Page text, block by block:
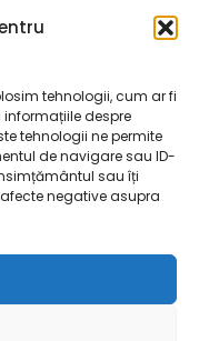
tehnologii, cum ar fi
despre
tehnologii ne permite
de navigare sau ID-
sau îți
negative asupra